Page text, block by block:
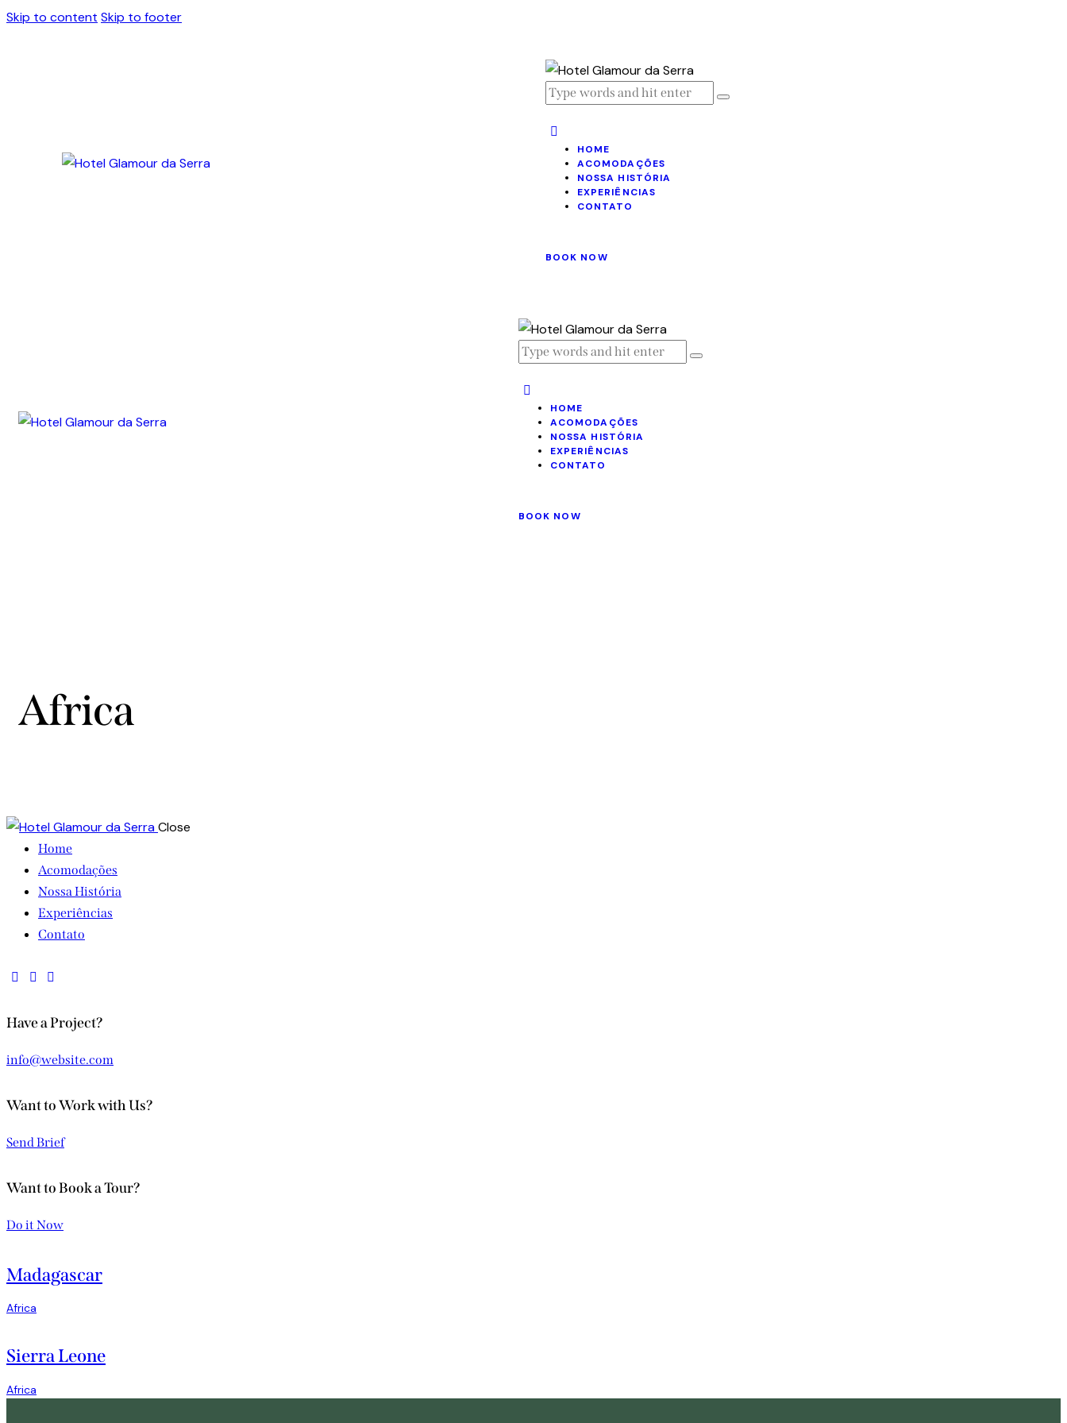
Skip to content Skip to footer
HOME
ACOMODAÇÕES
NOSSA HISTÓRIA
EXPERIÊNCIAS
CONTATO
BOOK NOW
HOME
ACOMODAÇÕES
NOSSA HISTÓRIA
EXPERIÊNCIAS
CONTATO
BOOK NOW
Africa
Close
Home
Acomodações
Nossa História
Experiências
Contato
Have a Project?
info@website.com
Want to Work with Us?
Send Brief
Want to Book a Tour?
Do it Now
Madagascar
Africa
Sierra Leone
Africa